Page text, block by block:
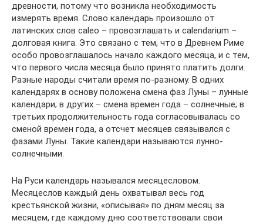
древности, потому что возникла необходимость
измерять время. Слово календарь произошло от
латинских слов caleo – провозглашать и calendarium –
долговая книга. Это связано с тем, что в Древнем Риме
особо провозглашалось начало каждого месяца, и с тем,
что первого числа месяца было принято платить долги.
Разные народы считали время по-разному. В одних
календарях в основу положена смена фаз Луны – лунные
календари; в других – смена времен года – солнечные; в
третьих продолжительность года согласовывалась со
сменой времен года, а отсчет месяцев связывался с
фазами Луны. Такие календари называются лунно-
солнечными.
На Руси календарь назывался месяцесловом.
Месяцеслов каждый день охватывал весь год
крестьянской жизни, «описывая» по дням месяц за
месяцем, где каждому дню соответствовали свои